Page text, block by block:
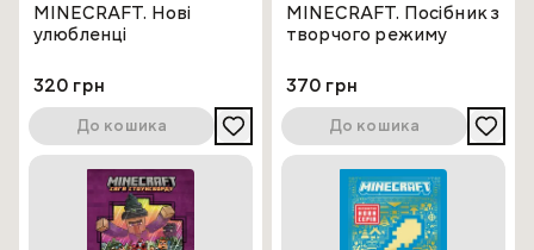
MINECRAFT. Нові
улюбленці
320 грн
До кошика
MINECRAFT. Посібник з
творчого режиму
370 грн
До кошика